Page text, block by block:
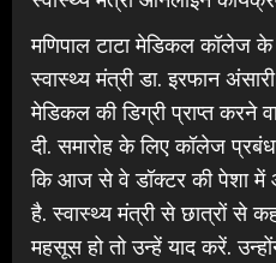
मणिपाल टाटा मेडिकल कॉलेज के
स्वास्थ्य मंत्री डा. इरफान
मेडिकल की डिग्री प्राप्त करने
दी. समारोह के लिए कॉलेज
कि आज से वे डॉक्टर की पेशा में
है. स्वास्थ्य मंत्री से छात्रों से
महसूस हो तो उन्हें याद करें.